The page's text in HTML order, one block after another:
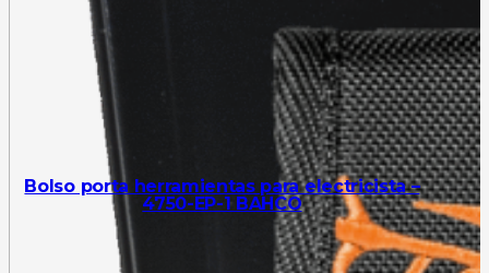
Bolso porta herramientas para electricista –
4750-EP-1 BAHCO